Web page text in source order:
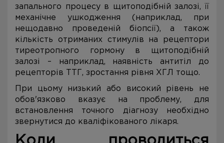
запального процесу в щитоподібній залозі, її
механічне ушкодження (наприклад, при
нещодавно проведеній біопсії), а також
кількість отриманих стимулів на рецептори
тиреотропного гормону в щитоподібній
залозі – наприклад, наявність антитіл до
рецепторів ТТГ, зростання рівня ХГЛ тощо.
При цьому низький або високий рівень не
обов'язково вказує на проблему, для
встановлення точного діагнозу необхідно
звернутися до кваліфікованого лікаря.